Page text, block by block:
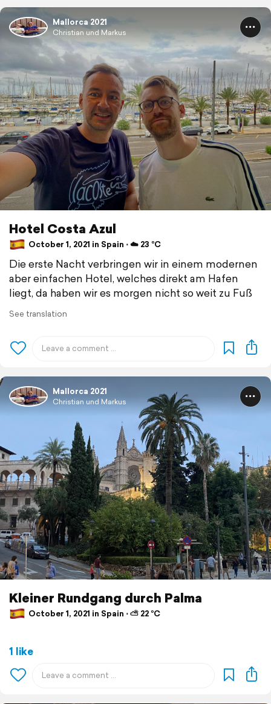
Mallorca 2021
Christian und Markus
Hotel Costa Azul
October 1, 2021 in Spain ⋅ ☁️ 23 °C
Die erste Nacht verbringen wir in einem modernen
aber einfachen Hotel, welches direkt am Hafen
liegt, da haben wir es morgen nicht so weit zu Fuß
See translation
Mallorca 2021
Christian und Markus
Kleiner Rundgang durch Palma
October 1, 2021 in Spain ⋅ ⛅ 22 °C
1 like